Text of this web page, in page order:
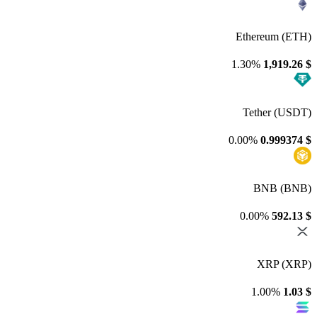
Ethereum (ETH)
$
1,919.26
1.30%
Tether (USDT)
$
0.999374
0.00%
BNB (BNB)
$
592.13
0.00%
XRP (XRP)
$
1.03
1.00%